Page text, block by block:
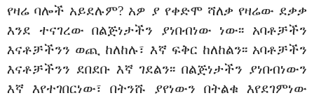
የዛሬ ባሎች አይደሉም? አዎ ያ የቀድሞ ሻለቃ የዛሬው ደቃቃ
እንደ ተናገረው በልጅነታችን ያነበብነው ነው፡፡ አባቶቻችን
እናቶቻችንን ወጪ ከለከሉ፣ እኛ ፍቅር ከለከልን፡፡ አባቶቻችን
እናቶቻችንን ደበደቡ እኛ ገደልን፡፡ በልጅነታችን ያነበብነውን
እኛ እየተገበርነው፣ በትንሹ ያየነውን በትልቁ እየደገምነው